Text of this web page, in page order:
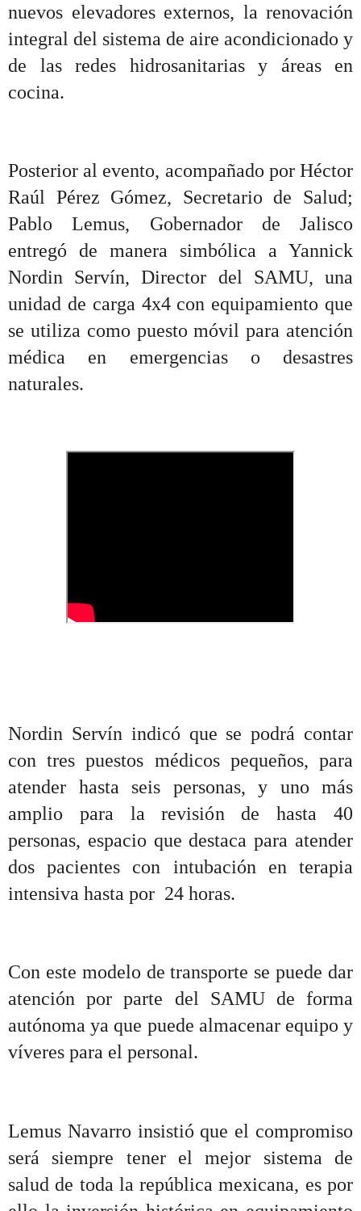
nuevos elevadores externos, la renovación
integral del sistema de aire acondicionado y
de las redes hidrosanitarias y áreas en
cocina.
Posterior al evento, acompañado por Héctor
Raúl Pérez Gómez, Secretario de Salud;
Pablo Lemus, Gobernador de Jalisco
entregó de manera simbólica a Yannick
Nordin Servín, Director del SAMU, una
unidad de carga 4x4 con equipamiento que
se utiliza como puesto móvil para atención
médica en emergencias o desastres
naturales.
Nordin Servín indicó que se podrá contar
con tres puestos médicos pequeños, para
atender hasta seis personas, y uno más
amplio para la revisión de hasta 40
personas, espacio que destaca para atender
dos pacientes con intubación en terapia
intensiva hasta por 24 horas.
Con este modelo de transporte se puede dar
atención por parte del SAMU de forma
autónoma ya que puede almacenar equipo y
víveres para el personal.
Lemus Navarro insistió que el compromiso
será siempre tener el mejor sistema de
salud de toda la república mexicana, es por